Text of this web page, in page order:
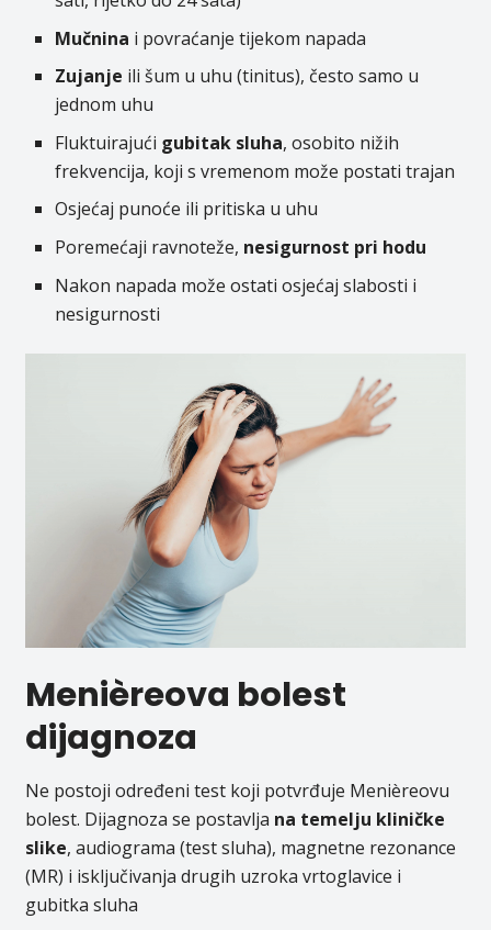
Mučnina i povraćanje tijekom napada
Zujanje ili šum u uhu (tinitus), često samo u
jednom uhu
Fluktuirajući gubitak sluha, osobito nižih
frekvencija, koji s vremenom može postati trajan
Osjećaj punoće ili pritiska u uhu
Poremećaji ravnoteže, nesigurnost pri hodu
Nakon napada može ostati osjećaj slabosti i
nesigurnosti
Menièreova bolest
dijagnoza
Ne postoji određeni test koji potvrđuje Menièreovu
bolest. Dijagnoza se postavlja na temelju kliničke
slike, audiograma (test sluha), magnetne rezonance
(MR) i isključivanja drugih uzroka vrtoglavice i
gubitka sluha